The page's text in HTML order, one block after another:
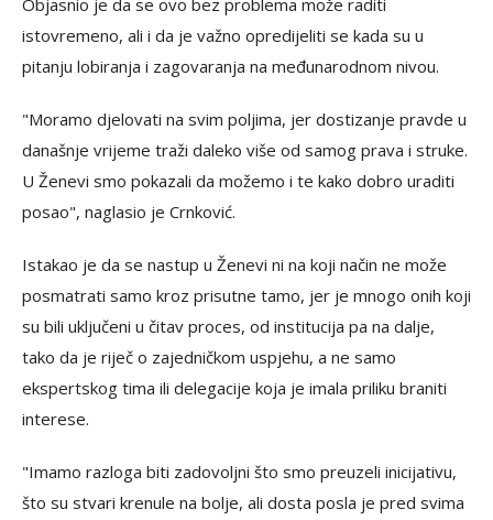
istovremeno, ali i da je važno opredijeliti se kada su u
pitanju lobiranja i zagovaranja na međunarodnom nivou.
"Moramo djelovati na svim poljima, jer dostizanje pravde u
današnje vrijeme traži daleko više od samog prava i struke.
U Ženevi smo pokazali da možemo i te kako dobro uraditi
posao", naglasio je Crnković.
Istakao je da se nastup u Ženevi ni na koji način ne može
posmatrati samo kroz prisutne tamo, jer je mnogo onih koji
su bili uključeni u čitav proces, od institucija pa na dalje,
tako da je riječ o zajedničkom uspjehu, a ne samo
ekspertskog tima ili delegacije koja je imala priliku braniti
interese.
"Imamo razloga biti zadovoljni što smo preuzeli inicijativu,
što su stvari krenule na bolje, ali dosta posla je pred svima